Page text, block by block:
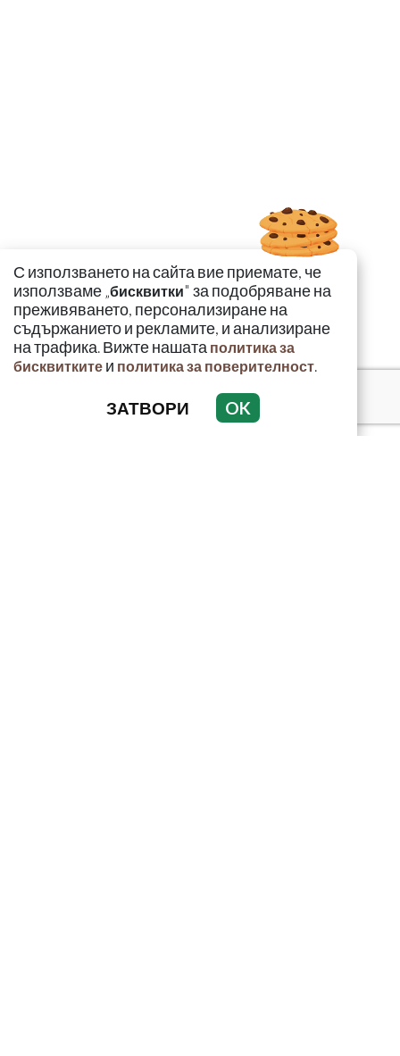
С използването на сайта вие приемате, че
използваме „бисквитки" за подобряване на
преживяването, персонализиране на
съдържанието и рекламите, и анализиране
на трафика. Вижте нашата политика за
бисквитките и политика за поверителност.
ЗАТВОРИ OK